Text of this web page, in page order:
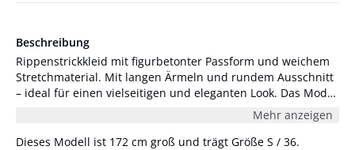
Beschreibung
Rippenstrickkleid mit figurbetonter Passform und weichem
Stretchmaterial. Mit langen Ärmeln und rundem Ausschnitt
– ideal für einen vielseitigen und eleganten Look. Das Model
Mehr anzeigen
Dieses Modell ist 172 cm groß und trägt Größe S / 36.